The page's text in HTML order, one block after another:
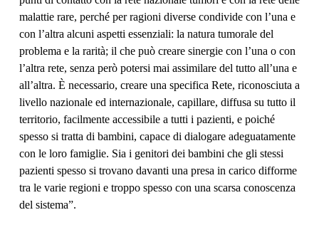
malattie rare, perché per ragioni diverse condivide con l’una e
con l’altra alcuni aspetti essenziali: la natura tumorale del
problema e la rarità; il che può creare sinergie con l’una o con
l’altra rete, senza però potersi mai assimilare del tutto all’una e
all’altra. È necessario, creare una specifica Rete, riconosciuta a
livello nazionale ed internazionale, capillare, diffusa su tutto il
territorio, facilmente accessibile a tutti i pazienti, e poiché
spesso si tratta di bambini, capace di dialogare adeguatamente
con le loro famiglie. Sia i genitori dei bambini che gli stessi
pazienti spesso si trovano davanti una presa in carico difforme
tra le varie regioni e troppo spesso con una scarsa conoscenza
del sistema”.